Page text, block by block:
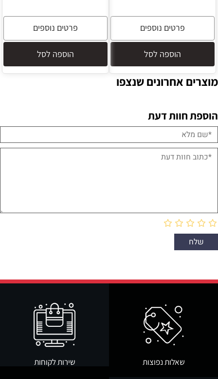
פרטים נוספים
הוספה לסל
פרטים נוספים
הוספה לסל
מוצרים אחרונים שנצפו
הוספת חוות דעת
שאלות נפוצות שירות לקוחות